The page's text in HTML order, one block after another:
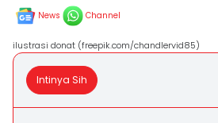
News Channel
ilustrasi donat (freepik.com/chandlervid85)
Intinya Sih